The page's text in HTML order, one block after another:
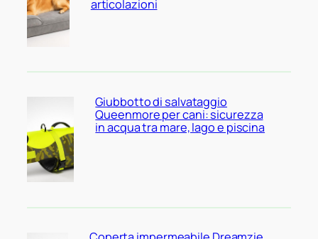
articolazioni
Giubbotto di salvataggio
Queenmore per cani: sicurezza
in acqua tra mare, lago e piscina